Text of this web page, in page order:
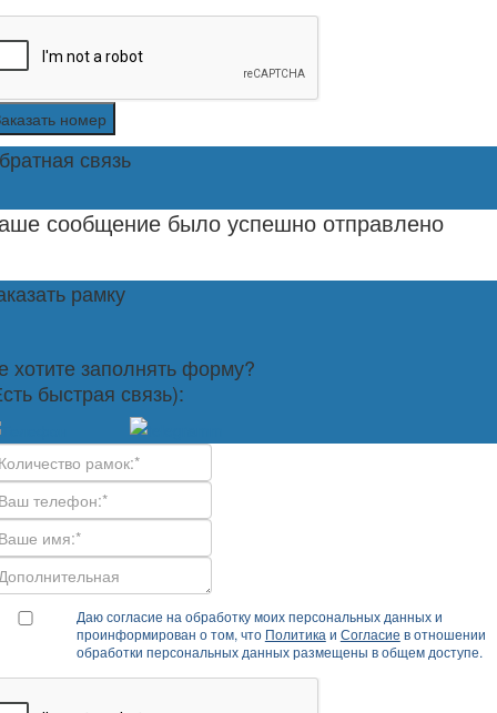
номер
связь
сообщение было успешно отправлено
рамку
хотите заполнять форму?
быстрая связь):
Даю согласие на обработку моих персональных данных и
проинформирован о том, что Политика и Согласие в отношении
обработки персональных данных размещены в общем доступе.